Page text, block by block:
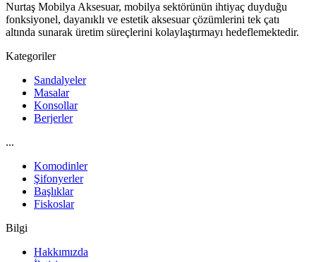
Nurtaş Mobilya Aksesuar, mobilya sektörünün ihtiyaç duyduğu
fonksiyonel, dayanıklı ve estetik aksesuar çözümlerini tek çatı
altında sunarak üretim süreçlerini kolaylaştırmayı hedeflemektedir.
Kategoriler
Sandalyeler
Masalar
Konsollar
Berjerler
...
Komodinler
Şifonyerler
Başlıklar
Fiskoslar
Bilgi
Hakkımızda